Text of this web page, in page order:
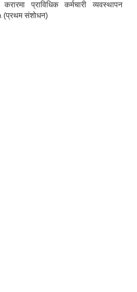
प्राविधिक कर्मचारी व्यवस्थापन
(प्रथम संशाेधन)